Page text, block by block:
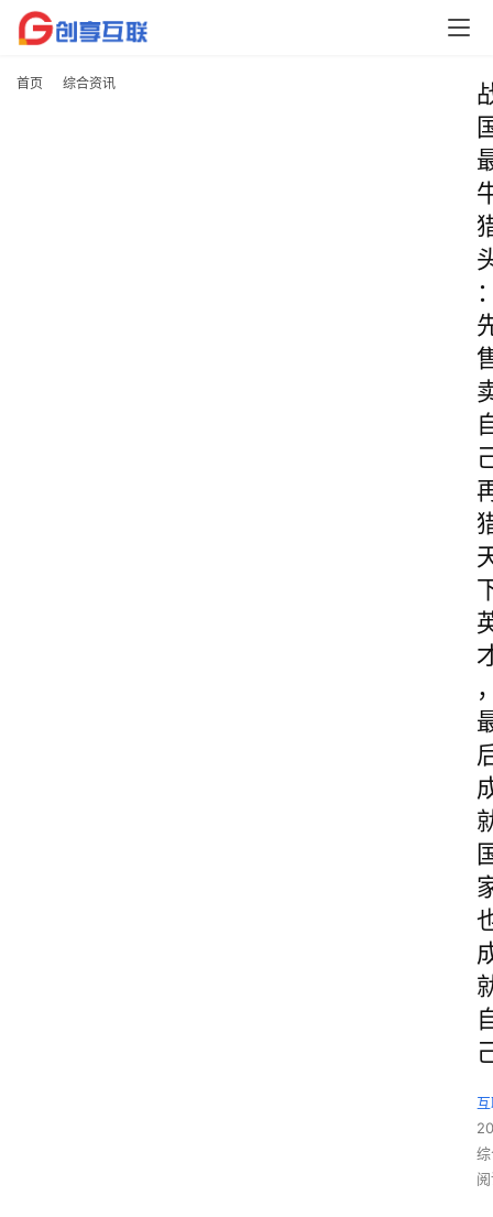
首页 综合资讯